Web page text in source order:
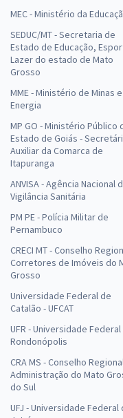
MEC - Ministério da
SEDUC/MT - Secretaria de
Estado de Educação,
Lazer do estado de Mato
Grosso
MME - Ministério de Minas e
Energia
MP GO - Ministério Público
Estado de Goiás -
Auxiliar da Comarca de
Itapuranga
ANVISA - Agência Nacional
Vigilância Sanitária
PM PE - Polícia Militar de
Pernambuco
CRECI MT - Conselho
Corretores de Imóveis do
Grosso
Universidade Federal de
Catalão - UFCAT
UFR - Universidade
Rondonópolis
CRA MS - Conselho
Administração do Mato
do Sul
UFJ - Universidade Federal